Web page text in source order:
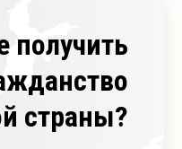
получить
страны?